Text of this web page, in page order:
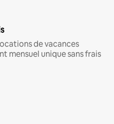
de vacances
mensuel unique sans frais